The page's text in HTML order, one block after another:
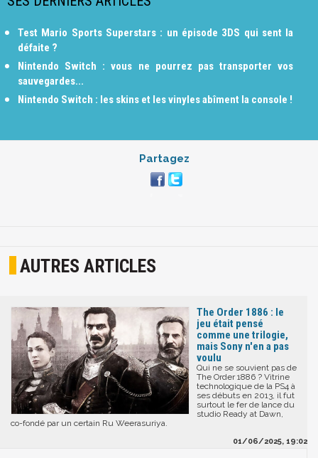
Test Mario Sports Superstars : un épisode 3DS qui sent la
défaite ?
Nintendo Switch : vous ne pourrez pas transporter vos
sauvegardes...
Nintendo Switch : les skins et les vinyles abîment la console !
Partagez
AUTRES ARTICLES
The Order 1886 : le
jeu était pensé
comme une trilogie,
mais Sony n'en a pas
voulu
Qui ne se souvient pas de
The Order 1886 ? Vitrine
technologique de la PS4 à
ses débuts en 2013, il fut
surtout le fer de lance du
studio Ready at Dawn,
co-fondé par un certain Ru Weerasuriya.
01/06/2025, 19:02